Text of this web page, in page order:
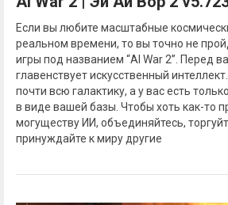
Если вы любите масштабные
реальном времени, то вы точно не
игры под названием “AI War 2”. Перед
главенствует искусственный
почти всю галактику, а у вас есть
в виде вашей базы. Чтобы хоть как-то
могуществу ИИ, объединяйтесь,
принуждайте к миру другие